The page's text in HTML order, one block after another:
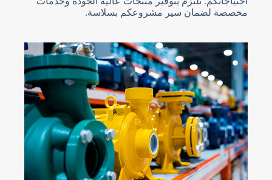
مخصصة لضمان سير مشروعكم بسلاسة.